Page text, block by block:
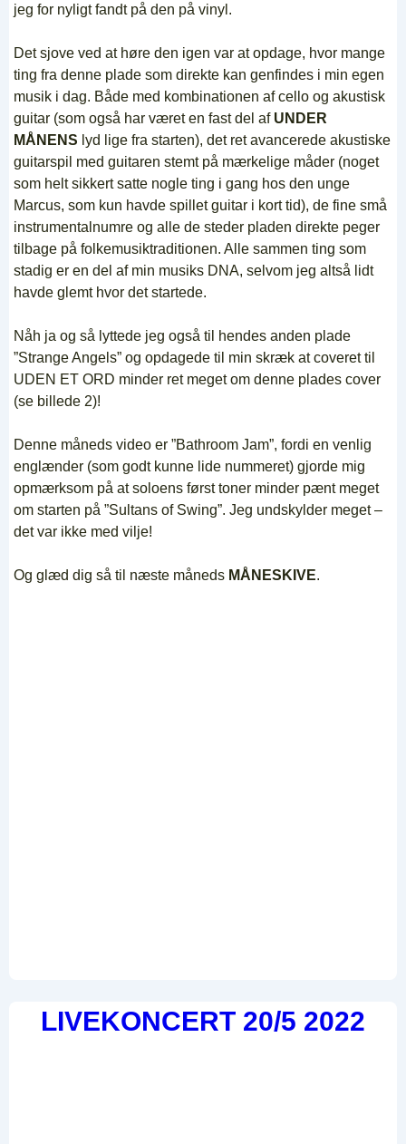
jeg for nyligt fandt på den på vinyl.
Det sjove ved at høre den igen var at opdage, hvor mange
ting fra denne plade som direkte kan genfindes i min egen
musik i dag. Både med kombinationen af cello og akustisk
guitar (som også har været en fast del af UNDER
MÅNENS lyd lige fra starten), det ret avancerede akustiske
guitarspil med guitaren stemt på mærkelige måder (noget
som helt sikkert satte nogle ting i gang hos den unge
Marcus, som kun havde spillet guitar i kort tid), de fine små
instrumentalnumre og alle de steder pladen direkte peger
tilbage på folkemusiktraditionen. Alle sammen ting som
stadig er en del af min musiks DNA, selvom jeg altså lidt
havde glemt hvor det startede.
Nåh ja og så lyttede jeg også til hendes anden plade
”Strange Angels” og opdagede til min skræk at coveret til
UDEN ET ORD minder ret meget om denne plades cover
(se billede 2)!
Denne måneds video er ”Bathroom Jam”, fordi en venlig
englænder (som godt kunne lide nummeret) gjorde mig
opmærksom på at soloens først toner minder pænt meget
om starten på ”Sultans of Swing”. Jeg undskylder meget –
det var ikke med vilje!
Og glæd dig så til næste måneds MÅNESKIVE.
LIVEKONCERT 20/5 2022